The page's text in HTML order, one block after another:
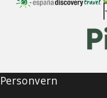
Personvern